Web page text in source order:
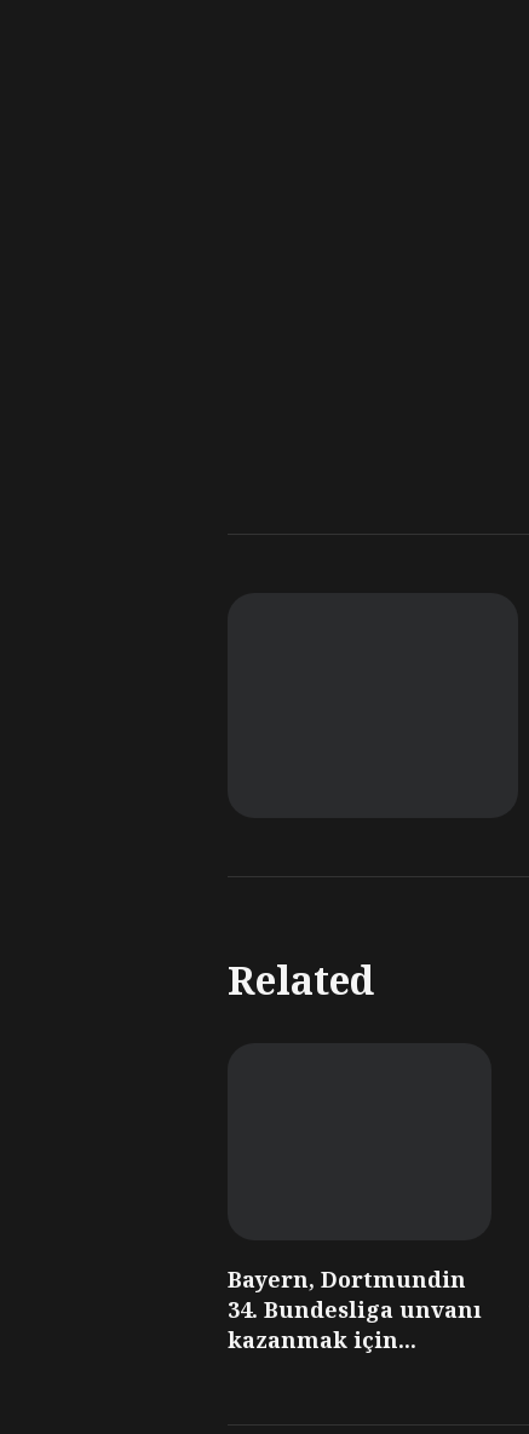
Related
Bayern, Dortmundin
34. Bundesliga unvanı
kazanmak için...